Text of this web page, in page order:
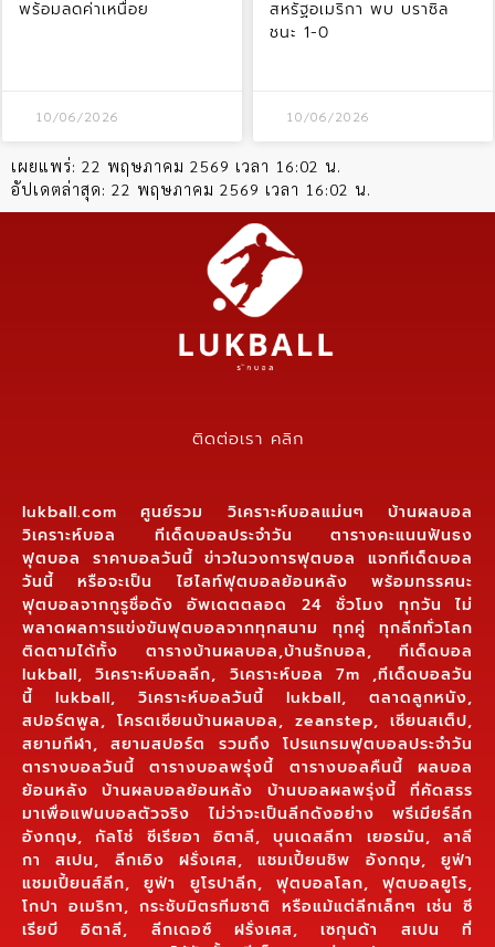
พร้อมลดค่าเหนื่อย
10/06/2026
สหรัฐอเมริกา พบ บราซิล
ชนะ 1-0
10/06/2026
เผยแพร่: 22 พฤษภาคม 2569 เวลา 16:02 น.
อัปเดตล่าสุด: 22 พฤษภาคม 2569 เวลา 16:02 น.
ติดต่อเรา คลิก
lukball.com ศูนย์รวม วิเคราะห์บอลแม่นๆ บ้านผลบอล
วิเคราะห์บอล ทีเด็ดบอลประจำวัน ตารางคะแนนฟันธง
ฟุตบอล ราคาบอลวันนี้ ข่าวในวงการฟุตบอล แจกทีเด็ดบอล
วันนี้ หรือจะเป็น ไฮไลท์ฟุตบอลย้อนหลัง พร้อมทรรศนะ
ฟุตบอลจากกูรูชื่อดัง อัพเดตตลอด 24 ชั่วโมง ทุกวัน ไม่
พลาดผลการแข่งขันฟุตบอลจากทุกสนาม ทุกคู่ ทุกลีกทั่วโลก
ติดตามได้ทั้ง ตารางบ้านผลบอล,บ้านรักบอล, ทีเด็ดบอล
lukball, วิเคราะห์บอลลีก, วิเคราะห์บอล 7m ,ทีเด็ดบอลวัน
นี้ lukball, วิเคราะห์บอลวันนี้ lukball, ตลาดลูกหนัง,
สปอร์ตพูล, โครตเซียนบ้านผลบอล, zeanstep, เซียนสเต็ป,
สยามกีฬา, สยามสปอร์ต รวมถึง โปรแกรมฟุตบอลประจำวัน
ตารางบอลวันนี้ ตารางบอลพรุ่งนี้ ตารางบอลคืนนี้ ผลบอล
ย้อนหลัง บ้านผลบอลย้อนหลัง บ้านบอลผลพรุ่งนี้ ที่คัดสรร
มาเพื่อแฟนบอลตัวจริง ไม่ว่าจะเป็นลีกดังอย่าง พรีเมียร์ลีก
อังกฤษ, กัลโช่ ซีเรียอา อิตาลี, บุนเดสลีกา เยอรมัน, ลาลี
กา สเปน, ลีกเอิง ฝรั่งเศส, แชมเปี้ยนชิพ อังกฤษ, ยูฟ่า
แชมเปี้ยนส์ลีก, ยูฟ่า ยูโรปาลีก, ฟุตบอลโลก, ฟุตบอลยูโร,
โกปา อเมริกา, กระชับมิตรทีมชาติ หรือแม้แต่ลีกเล็กๆ เช่น ซี
เรียบี อิตาลี, ลีกเดอซ์ ฝรั่งเศส, เซกุนด้า สเปน ที่